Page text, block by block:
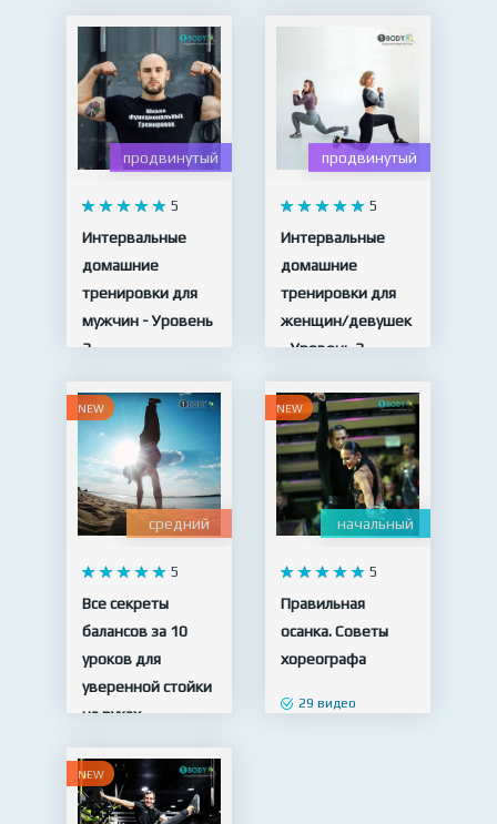
19 видео
продвинутый
5
Интервальные
домашние
тренировки для
мужчин - Уровень
3
19 видео
продвинутый
5
Интервальные
домашние
тренировки для
женщин/девушек
- Уровень 3
23 видео
NEW
средний
5
Все секреты
балансов за 10
уроков для
уверенной стойки
на руках
10 видео
NEW
начальный
5
Правильная
осанка. Советы
хореографа
29 видео
NEW